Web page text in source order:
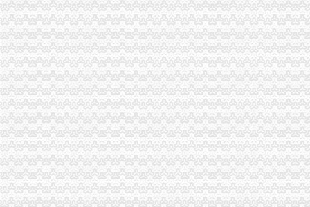
【萝岗周边工商注册|萝岗周边公司注册|萝岗周边注册公司】-广州58同
注册香港公司与注册外贸公司有何不同_志趣网
电子外贸业务跟单_凯昶德电子科技招聘信息_智通人才网
让外贸公司代理处理信用证_列表网问答
增城贸易公司注册】价格,厂家,图片,公司注册、年检、变更,广
重庆甘达商贸有限责任公司|重庆甘达商贸有限责任公司网站
外贸不锈钢餐具厂家_外贸不锈钢餐具厂家供应商_外贸不锈钢餐具生产
外贸套装茶具厂家_外贸套装茶具厂家供应商_外贸套装茶具生产厂家批
找渝中大坪书法培训选,重庆美术绘画培训火热销中【今日推荐网
重庆建设摩托车股份有限公司关于2015年度预计对外担保发生额度的公
童心圆悦读文化教育供应优质的渝中大坪书法培训,纵享高品质渝【今
【代理注册外贸公司,外贸公司代理,进出口贸易代理注册】厂家,
注册外贸公司流程是怎样的？
太原注册外贸公司,商务服务-久久信息网